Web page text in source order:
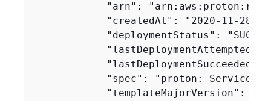
"arn":
"createdAt": "2020-11-
"deploymentStatus":
"spec": "proton:
"templateMajorVersion":